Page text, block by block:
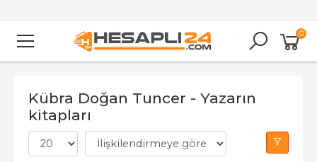
0
Kübra Doğan Tuncer - Yazarın
kitapları